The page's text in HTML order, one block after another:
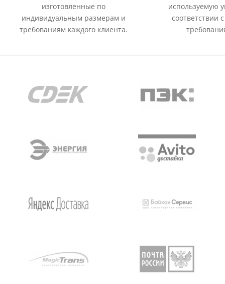
изготовленные по
индивидуальным размерам и
требованиям каждого клиента.
используемую
соответствии